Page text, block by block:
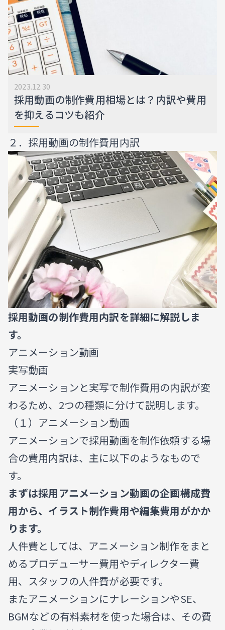
2023.12.30
採用動画の制作費用相場とは？内訳や費用
を抑えるコツも紹介
２．採用動画の制作費用内訳
採用動画の制作費用内訳を詳細に解説しま
す。
アニメーション動画
実写動画
アニメーションと実写で制作費用の内訳が変
わるため、2つの種類に分けて説明します。
（１）アニメーション動画
アニメーションで採用動画を制作依頼する場
合の費用内訳は、主に以下のようなもので
す。
まずは採用アニメーション動画の企画構成費
用から、イラスト制作費用や編集費用がかか
ります。
人件費としては、アニメーション制作をまと
めるプロデューサー費用やディレクター費
用、スタッフの人件費が必要です。
またアニメーションにナレーションやSE、
BGMなどの有料素材を使った場合は、その費